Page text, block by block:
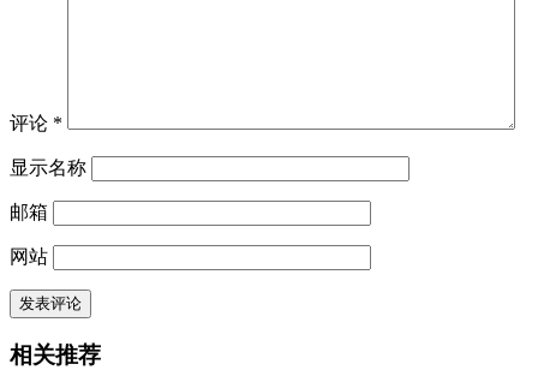
评论 *
显示名称
邮箱
网站
相关推荐